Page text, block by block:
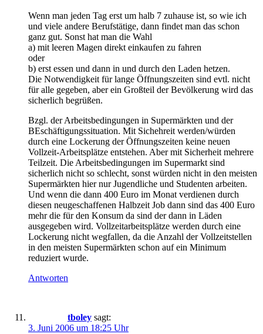
Wenn man jeden Tag erst um halb 7 zuhause ist, so wie ich
und viele andere Berufstätige, dann findet man das schon
ganz gut. Sonst hat man die Wahl
a) mit leeren Magen direkt einkaufen zu fahren
oder
b) erst essen und dann in und durch den Laden hetzen.
Die Notwendigkeit für lange Öffnungszeiten sind evtl. nicht
für alle gegeben, aber ein Großteil der Bevölkerung wird das
sicherlich begrüßen.
Bzgl. der Arbeitsbedingungen in Supermärkten und der
BEschäftigungssituation. Mit Sichehreit werden/würden
durch eine Lockerung der Öffnungszeiten keine neuen
Vollzeit-Arbeitsplätze entstehen. Aber mit Sicherheit mehrere
Teilzeit. Die Arbeitsbedingungen im Supermarkt sind
sicherlich nicht so schlecht, sonst würden nicht in den meisten
Supermärkten hier nur Jugendliche und Studenten arbeiten.
Und wenn die dann 400 Euro im Monat verdienen durch
diesen neugeschaffenen Halbzeit Job dann sind das 400 Euro
mehr die für den Konsum da sind der dann in Läden
ausgegeben wird. Vollzeitarbeitsplätze werden durch eine
Lockerung nicht wegfallen, da die Anzahl der Vollzeitstellen
in den meisten Supermärkten schon auf ein Minimum
reduziert wurde.
Antworten
tboley sagt:
3. Juni 2006 um 18:25 Uhr